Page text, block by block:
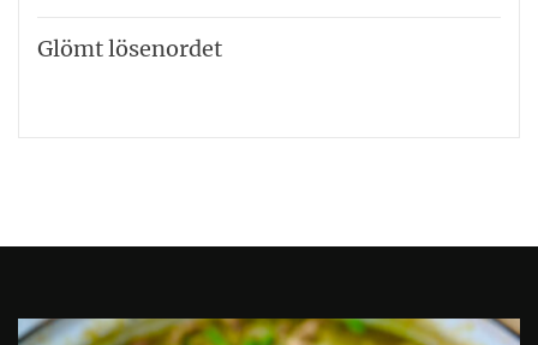
Glömt lösenordet